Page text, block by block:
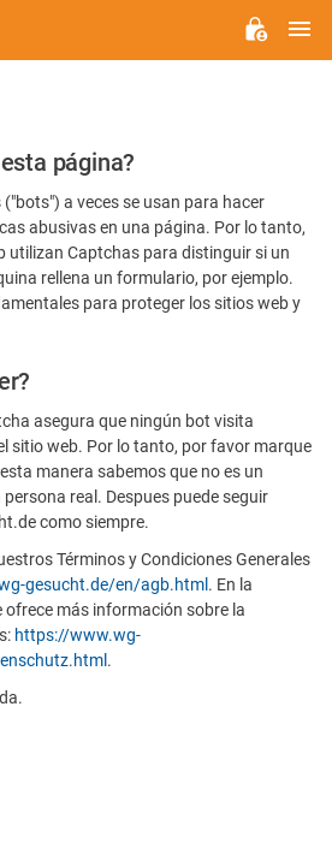
página?
a veces se usan para hacer
abusivas en una página. Por lo tanto,
utilizan Captchas para distinguir si un
rellena un formulario, por ejemplo.
para proteger los sitios web y
asegura que ningún bot visita
sitio web. Por lo tanto, por favor marque
manera sabemos que no es un
real. Despues puede seguir
como siempre.
Términos y Condiciones Generales
gesucht.de/en/agb.html . En la
ofrece más información sobre la
https://www.wg-
.